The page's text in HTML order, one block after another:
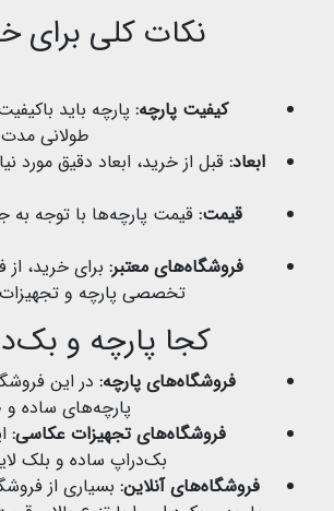
نکات کلی برای
کیفیت پارچه: پارچه باید
طولانی مدت
ابعاد: قبل از خرید، ابعاد دقیق مورد
قیمت: قیمت پارچه‌ها با توجه به
فروشگاه‌های معتبر: برای خرید،
تخصصی پارچه و
کجا پارچه و
فروشگاه‌های پارچه: در این
پارچه‌های ساده و
فروشگاه‌های تجهیزات عکاسی:
بک‌دراپ ساده و بلک
فروشگاه‌های آنلاین: بسیاری از